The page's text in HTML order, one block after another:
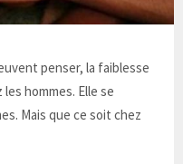
penser, la faiblesse
hommes. Elle se
Mais que ce soit chez